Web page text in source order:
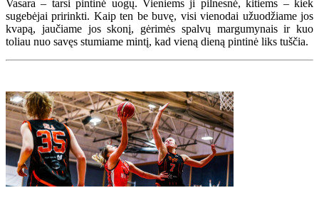
Vasara – tarsi pintinė uogų. Vieniems ji pilnesnė, kitiems – kiek
sugebėjai pririnkti. Kaip ten be buvę, visi vienodai užuodžiame jos
kvapą, jaučiame jos skonį, gėrimės spalvų margumynais ir kuo
toliau nuo savęs stumiame mintį, kad vieną dieną pintinė liks tuščia.